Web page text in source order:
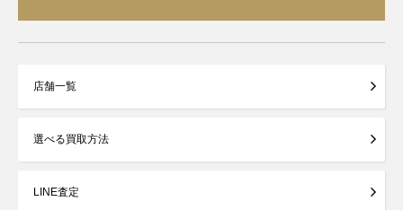
店舗一覧
選べる買取方法
LINE査定